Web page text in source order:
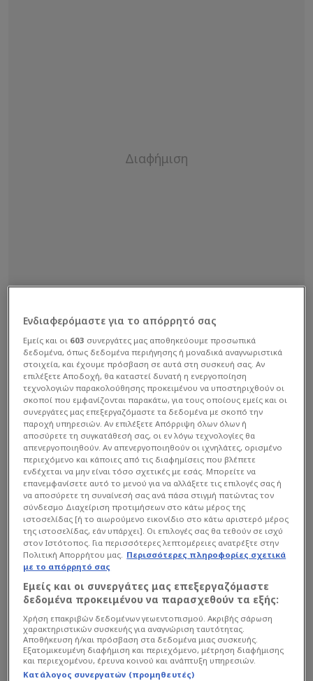
Ο ισχυρός άνδρας του Δικεφάλου με βαθιές ρίζες
στον Πόντο και διαχρονική προσφορά στη
διατήρηση της πολιτιστικής κληρονομιάς, έστειλε
ένα βαρυσήμαντο μήνυμα ενότητας, ιστορικής
ευθύνης και απόδοσης τιμής στους εκατοντάδες
χιλιάδες προγόνους μας που σφαγιάστηκαν ή
ξεριζώθηκαν βίαια από τις πατρογονικές τους
εστίες.
Αντίθετα, καλεί τις νεότερες γενιές να
κρατήσουν άσβεστη τη φλόγα της μνήμης, να
αντισταθούν στη λήθη και να συνεχίσουν τον
αγώνα για τη διεθνή αναγνώριση της
ιστορικής αλήθειας, μακριά από μίσος αλλά
με ακλόνητη πίστη στις αξίες της δικαιοσύνης
και της αδελφοσύνης.
Ενδιαφερόμαστε για το απόρρητό σας
Εμείς και οι 603 συνεργάτες μας αποθηκεύουμε προσωπικά
δεδομένα, όπως δεδομένα περιήγησης ή μοναδικά αναγνωριστικά
στοιχεία, και έχουμε πρόσβαση σε αυτά στη συσκευή σας. Αν
επιλέξετε Αποδοχή, θα καταστεί δυνατή η ενεργοποίηση
τεχνολογιών παρακολούθησης προκειμένου να υποστηριχθούν οι
σκοποί που εμφανίζονται παρακάτω, για τους οποίους εμείς και οι
συνεργάτες μας επεξεργαζόμαστε τα δεδομένα με σκοπό την
παροχή υπηρεσιών. Αν επιλέξετε Απόρριψη όλων όλων ή
αποσύρετε τη συγκατάθεσή σας, οι εν λόγω τεχνολογίες θα
απενεργοποιηθούν. Αν απενεργοποιηθούν οι ιχνηλάτες, ορισμένο
περιεχόμενο και κάποιες από τις διαφημίσεις που βλέπετε
ενδέχεται να μην είναι τόσο σχετικές με εσάς. Μπορείτε να
επανεμφανίσετε αυτό το μενού για να αλλάξετε τις επιλογές σας ή
να αποσύρετε τη συναίνεσή σας ανά πάσα στιγμή πατώντας τον
σύνδεσμο Διαχείριση προτιμήσεων στο κάτω μέρος της
ιστοσελίδας [ή το αιωρούμενο εικονίδιο στο κάτω αριστερό μέρος
της ιστοσελίδας, εάν υπάρχει]. Οι επιλογές σας θα τεθούν σε ισχύ
στον Ιστότοπος. Για περισσότερες λεπτομέρειες ανατρέξτε στην
Πολιτική Απορρήτου μας. Περισσότερες πληροφορίες σχετικά
με το απόρρητό σας
Εμείς και οι συνεργάτες μας επεξεργαζόμαστε
δεδομένα προκειμένου να παρασχεθούν τα εξής:
Χρήση επακριβών δεδομένων γεωεντοπισμού. Ακριβής σάρωση
χαρακτηριστικών συσκευής για αναγνώριση ταυτότητας.
Αποθήκευση ή/και πρόσβαση στα δεδομένα μιας συσκευής.
Εξατομικευμένη διαφήμιση και περιεχόμενο, μέτρηση διαφήμισης
και περιεχομένου, έρευνα κοινού και ανάπτυξη υπηρεσιών.
Κατάλογος συνεργατών (προμηθευτές)